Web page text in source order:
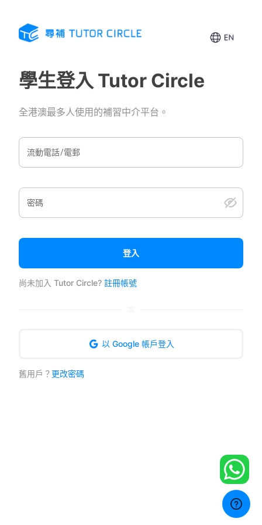
學生登入 Tutor Circle
全港澳最多人使用的補習中介平台。
流動電話/電郵
密碼
登入
尚未加入 Tutor Circle? 註冊帳號
以 Google 帳戶登入
舊用戶？ 更改密碼